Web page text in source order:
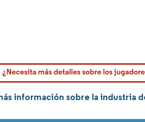
información sobre la industria